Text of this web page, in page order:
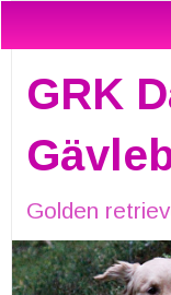
GRK
Golden